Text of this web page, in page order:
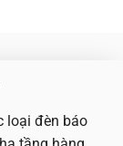
loại đèn báo